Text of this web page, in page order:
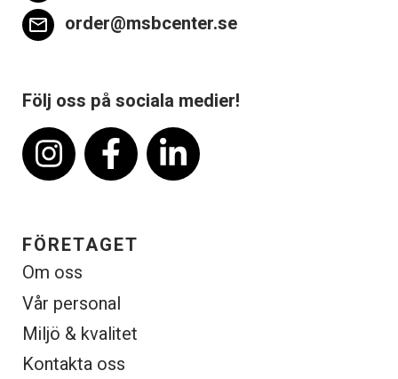
email order@msbcenter.se
Följ oss på sociala medier!
FÖRETAGET
Om oss
Vår personal
Miljö & kvalitet
Kontakta oss